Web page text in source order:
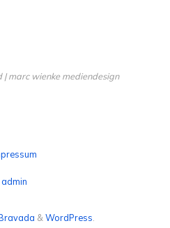
marc wienke mediendesign
admin
& WordPress